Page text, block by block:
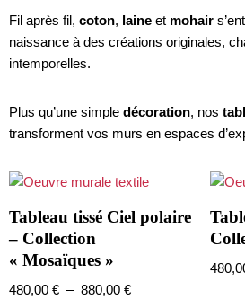
Fil après fil, coton, laine et mohair
naissance à des créations originales,
intemporelles.
Plus qu’une simple décoration, nos
transforment vos murs en espaces
Tableau tissé Ciel polaire
– Collection
« Mosaïques »
480,00 € – 880,00 €